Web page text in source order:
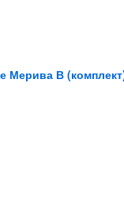
Мерива В